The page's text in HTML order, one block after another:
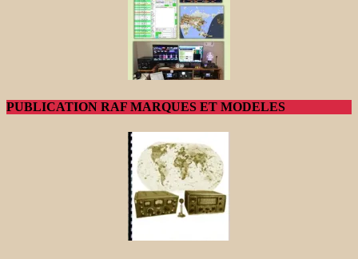
PUBLICATION RAF MARQUES ET MODELES